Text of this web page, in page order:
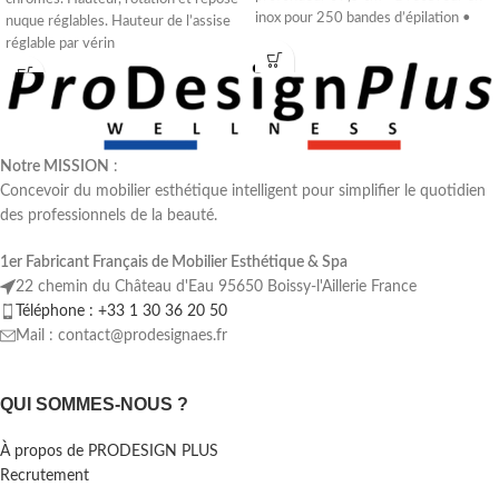
nuque réglables. Hauteur de l’assise
réglable par vérin
hydraulique.Hauteur hors
inox pour 250 bandes d’épilation •
Notre MISSION :
Concevoir du mobilier esthétique intelligent pour simplifier le quotidien
des professionnels de la beauté.
1er Fabricant Français de Mobilier Esthétique & Spa
22 chemin du Château d'Eau 95650 Boissy-l'Aillerie France
Téléphone : +33 1 30 36 20 50
Mail : contact@prodesignaes.fr
QUI SOMMES-NOUS ?
À propos de PRODESIGN PLUS
Recrutement